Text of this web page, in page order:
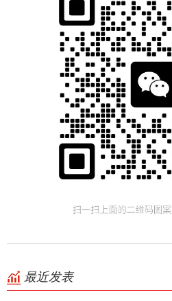
最近发表